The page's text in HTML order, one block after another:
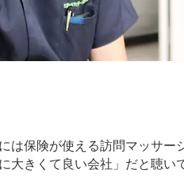
は保険が使える訪問マッサ
きくて良い会社」だと聴い